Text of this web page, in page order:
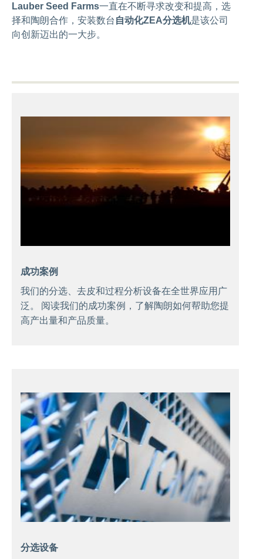
Lauber Seed Farms一直在不断寻求改变和提高，选
择和陶朗合作，安装数台 自动化ZEA分选机是该公司
向创新迈出的一大步。
成功案例
我们的分选、去皮和过程分析设备在全世界应用广
泛。 阅读我们的成功案例，了解陶朗如何帮助您提
高产出量和产品质量。
分选设备